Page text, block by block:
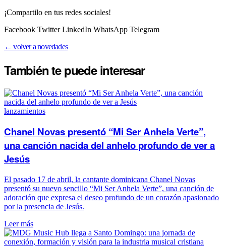
¡Compartilo en tus redes sociales!
Facebook Twitter LinkedIn WhatsApp Telegram
← volver a novedades
También te puedeinteresar
lanzamientos
Chanel Novas presentó “Mi Ser Anhela Verte”,
una canción nacida del anhelo profundo de ver a
Jesús
El pasado 17 de abril, la cantante dominicana Chanel Novas
presentó su nuevo sencillo “Mi Ser Anhela Verte”, una canción de
adoración que expresa el deseo profundo de un corazón apasionado
por la presencia de Jesús.
Leer más